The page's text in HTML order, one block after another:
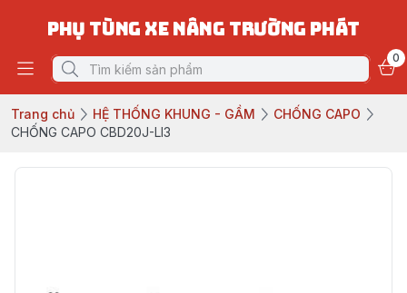
PHỤ TÙNG XE NÂNG TRƯỜNG PHÁT
0
Trang chủ HỆ THỐNG KHUNG - GẦM
CHỐNG CAPO
CHỐNG CAPO CBD20J-LI3